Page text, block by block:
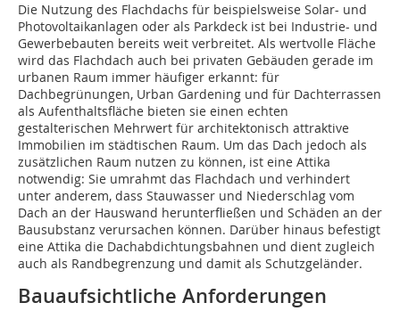
Die Nutzung des Flachdachs für beispielsweise Solar- und
Photovoltaikanlagen oder als Parkdeck ist bei Industrie- und
Gewerbebauten bereits weit verbreitet. Als wertvolle Fläche
wird das Flachdach auch bei privaten Gebäuden gerade im
urbanen Raum immer häufiger erkannt: für
Dachbegrünungen, Urban Gardening und für Dachterrassen
als Aufenthaltsfläche bieten sie einen echten
gestalterischen Mehrwert für architektonisch attraktive
Immobilien im städtischen Raum. Um das Dach jedoch als
zusätzlichen Raum nutzen zu können, ist eine Attika
notwendig: Sie umrahmt das Flachdach und verhindert
unter anderem, dass Stauwasser und Niederschlag vom
Dach an der Hauswand herunterfließen und Schäden an der
Bausubstanz verursachen können. Darüber hinaus befestigt
eine Attika die Dachabdichtungsbahnen und dient zugleich
auch als Randbegrenzung und damit als Schutzgeländer.
Bauaufsichtliche Anforderungen